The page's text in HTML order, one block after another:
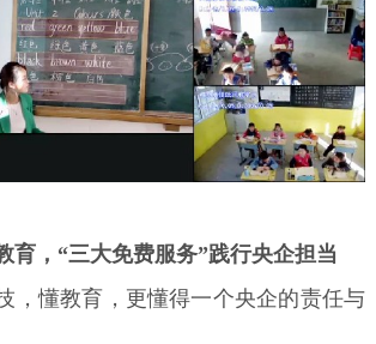
育，“三大免费服务”践行央企担当
，懂教育，更懂得一个央企的责任与